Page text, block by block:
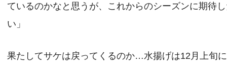
ているのかなと思うが、これからのシーズンに期待
い」
果たしてサケは戻ってくるのか…水揚げは12月上旬に